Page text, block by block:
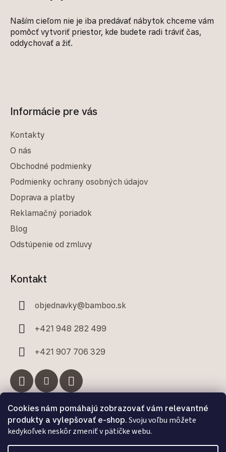
Cookies nám pomáhajú zobrazovať vám relevantné
produkty a vylepšovať e-shop. Svoju voľbu môžete
kedykoľvek neskôr zmeniť v pätičke webu.
Naším cieľom nie je iba predávať nábytok chceme vám
pomôcť vytvoriť priestor, kde budete radi tráviť čas,
oddychovať a žiť.
Informácie pre vás
Kontakty
O nás
Obchodné podmienky
Podmienky ochrany osobných údajov
Doprava a platby
Reklamačný poriadok
Blog
Odstúpenie od zmluvy
Kontakt
objednavky@bamboo.sk
+421 948 282 499
+421 907 706 329
Facebook